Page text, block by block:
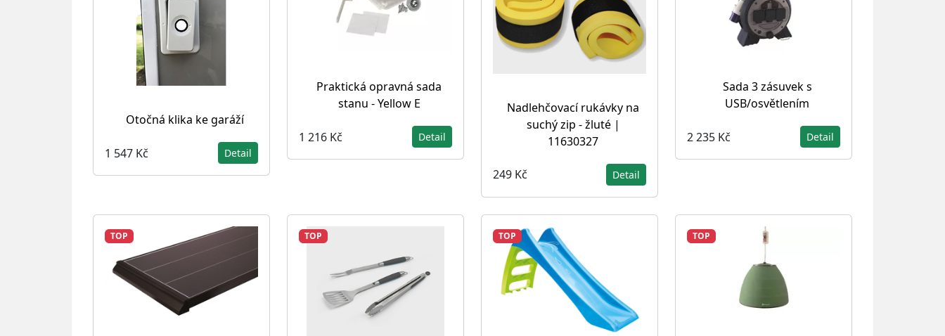
Otočná klika ke garáží
1 547 Kč Detail
Praktická opravná sada
stanu - Yellow E
1 216 Kč Detail
Nadlehčovací rukávky na
suchý zip - žluté |
11630327
249 Kč Detail
Sada 3 zásuvek s
USB/osvětlením
2 235 Kč Detail
TOP TOP TOP TOP